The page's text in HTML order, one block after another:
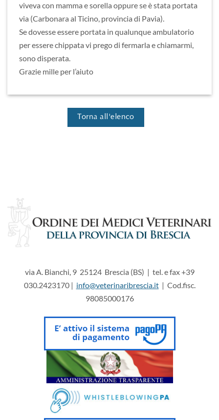
viveva con mamma e sorella oppure se è stata portata
via (Carbonara al Ticino, provincia di Pavia).
Se dovesse essere portata in qualunque ambulatorio
per essere chippata vi prego di fermarla e chiamarmi,
sono disperata.
Grazie mille per l’aiuto
Torna all'elenco
via A. Bianchi, 9 25124 Brescia (BS) | tel. e fax +39
030.2423170 | info@veterinaribrescia.it| Cod.fisc.
98085000176